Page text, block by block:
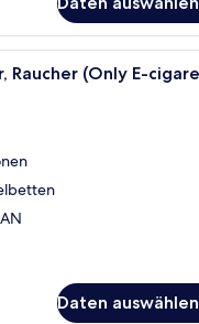
Raucher (Only E-
Daten